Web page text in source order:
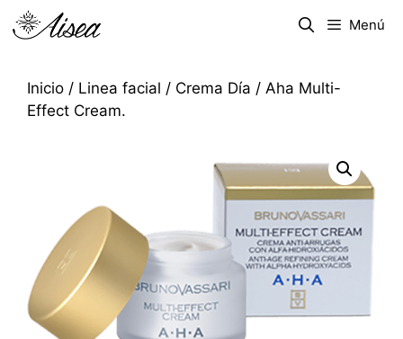
Menú
Inicio / Linea facial / Crema Día / Aha Multi-
Effect Cream.